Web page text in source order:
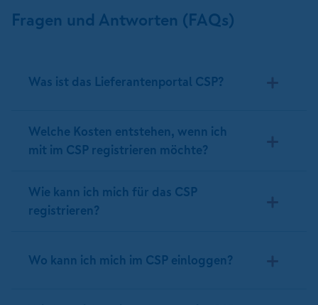
Fragen und Antworten (FAQs)
Was ist das Lieferantenportal CSP?
Welche Kosten entstehen, wenn ich
mit im CSP registrieren möchte?
Wie kann ich mich für das CSP
registrieren?
Wo kann ich mich im CSP einloggen?